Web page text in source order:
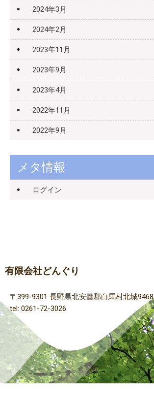
2024年3月
2024年2月
2023年11月
2023年9月
2023年4月
2022年11月
2022年9月
メタ情報
ログイン
有限会社どんぐり
〒399-9301 長野県北安曇郡白馬村北城9468
tel: 0261-72-3026